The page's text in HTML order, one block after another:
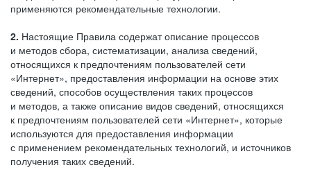
применяются рекомендательные технологии.
2. Настоящие Правила содержат описание процессов
и методов сбора, систематизации, анализа сведений,
относящихся к предпочтениям пользователей сети
«Интернет», предоставления информации на основе этих
сведений, способов осуществления таких процессов
и методов, а также описание видов сведений, относящихся
к предпочтениям пользователей сети «Интернет», которые
используются для предоставления информации
с применением рекомендательных технологий, и источников
получения таких сведений.